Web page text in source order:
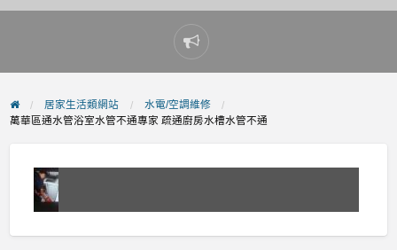
Report
problem
居家生活類網站
水電/空調維修
萬華區通水管浴室水管不通專家 疏通廚房水槽水管不通